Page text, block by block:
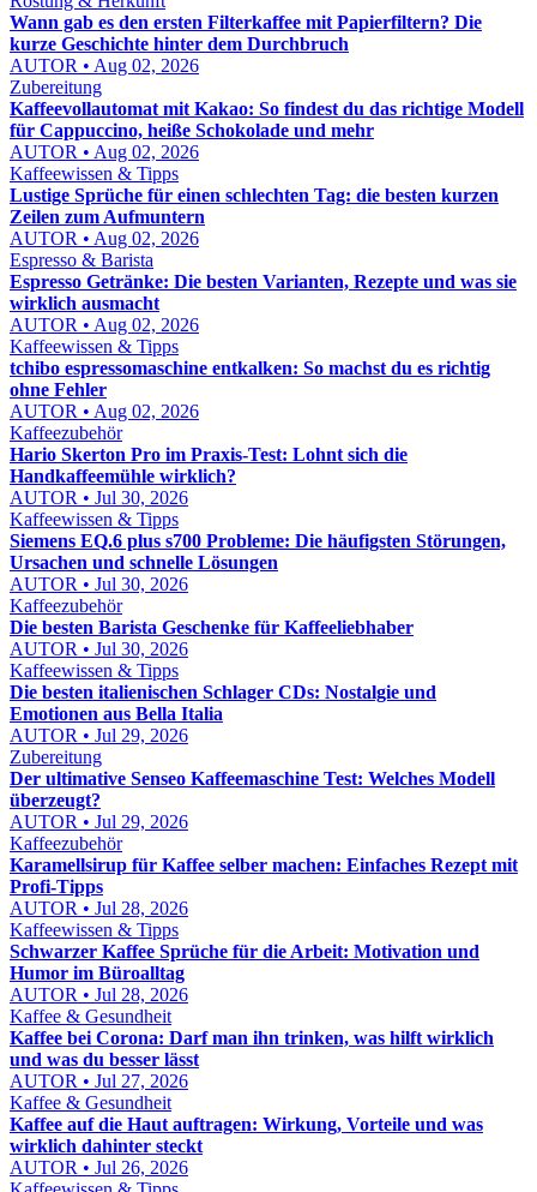
Wann gab es den ersten Filterkaffee mit Papierfiltern? Die
kurze Geschichte hinter dem Durchbruch
AUTOR • Aug 02, 2026
Zubereitung
Kaffeevollautomat mit Kakao: So findest du das richtige Modell
für Cappuccino, heiße Schokolade und mehr
AUTOR • Aug 02, 2026
Kaffeewissen & Tipps
Lustige Sprüche für einen schlechten Tag: die besten kurzen
Zeilen zum Aufmuntern
AUTOR • Aug 02, 2026
Espresso & Barista
Espresso Getränke: Die besten Varianten, Rezepte und was sie
wirklich ausmacht
AUTOR • Aug 02, 2026
Kaffeewissen & Tipps
tchibo espressomaschine entkalken: So machst du es richtig
ohne Fehler
AUTOR • Aug 02, 2026
Kaffeezubehör
Hario Skerton Pro im Praxis-Test: Lohnt sich die
Handkaffeemühle wirklich?
AUTOR • Jul 30, 2026
Kaffeewissen & Tipps
Siemens EQ.6 plus s700 Probleme: Die häufigsten Störungen,
Ursachen und schnelle Lösungen
AUTOR • Jul 30, 2026
Kaffeezubehör
Die besten Barista Geschenke für Kaffeeliebhaber
AUTOR • Jul 30, 2026
Kaffeewissen & Tipps
Die besten italienischen Schlager CDs: Nostalgie und
Emotionen aus Bella Italia
AUTOR • Jul 29, 2026
Zubereitung
Der ultimative Senseo Kaffeemaschine Test: Welches Modell
überzeugt?
AUTOR • Jul 29, 2026
Kaffeezubehör
Karamellsirup für Kaffee selber machen: Einfaches Rezept mit
Profi-Tipps
AUTOR • Jul 28, 2026
Kaffeewissen & Tipps
Schwarzer Kaffee Sprüche für die Arbeit: Motivation und
Humor im Büroalltag
AUTOR • Jul 28, 2026
Kaffee & Gesundheit
Kaffee bei Corona: Darf man ihn trinken, was hilft wirklich
und was du besser lässt
AUTOR • Jul 27, 2026
Kaffee & Gesundheit
Kaffee auf die Haut auftragen: Wirkung, Vorteile und was
wirklich dahinter steckt
AUTOR • Jul 26, 2026